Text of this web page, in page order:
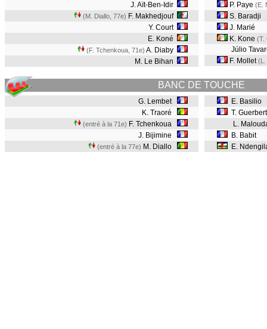
J. Aït-Ben-Idir
(M. Diallo, 77e) F. Makhedjouf
Y. Court
E. Koné
(F. Tchenkoua, 71e) A. Diaby
M. Le Bihan
P. Paye (E.
S. Baradji
J. Marié
K. Kone (T.
Júlio
F. Mollet(L.
BANC DE TOUCHE
G. Lembet
K. Traoré
(entré à la 71e) F. Tchenkoua
J. Bijimine
(entré à la 77e) M. Diallo
E. Basilio
T.
L.
B. Babit
E.